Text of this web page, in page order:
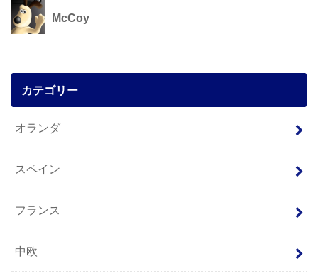
McCoy
カテゴリー
オランダ
スペイン
フランス
中欧